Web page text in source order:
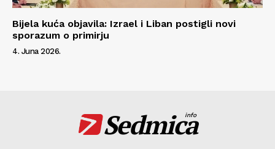
Bijela kuća objavila: Izrael i Liban postigli novi
sporazum o primirju
4. Juna 2026.
Sedmica
info